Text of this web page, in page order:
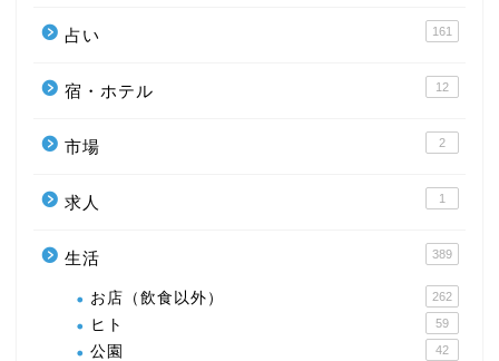
占い 161
宿・ホテル 12
市場 2
求人 1
生活 389
お店（飲食以外） 262
ヒト 59
公園 42